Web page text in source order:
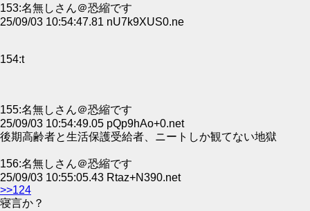
153:名無しさん＠恐縮です
25/09/03 10:54:47.81 nU7k9XUS0.ne
154:t
155:名無しさん＠恐縮です
25/09/03 10:54:49.05 pQp9hAo+0.net
後期高齢者と生活保護受給者、ニートしか観てない地獄
156:名無しさん＠恐縮です
25/09/03 10:55:05.43 Rtaz+N390.net
>>124
寝言か？